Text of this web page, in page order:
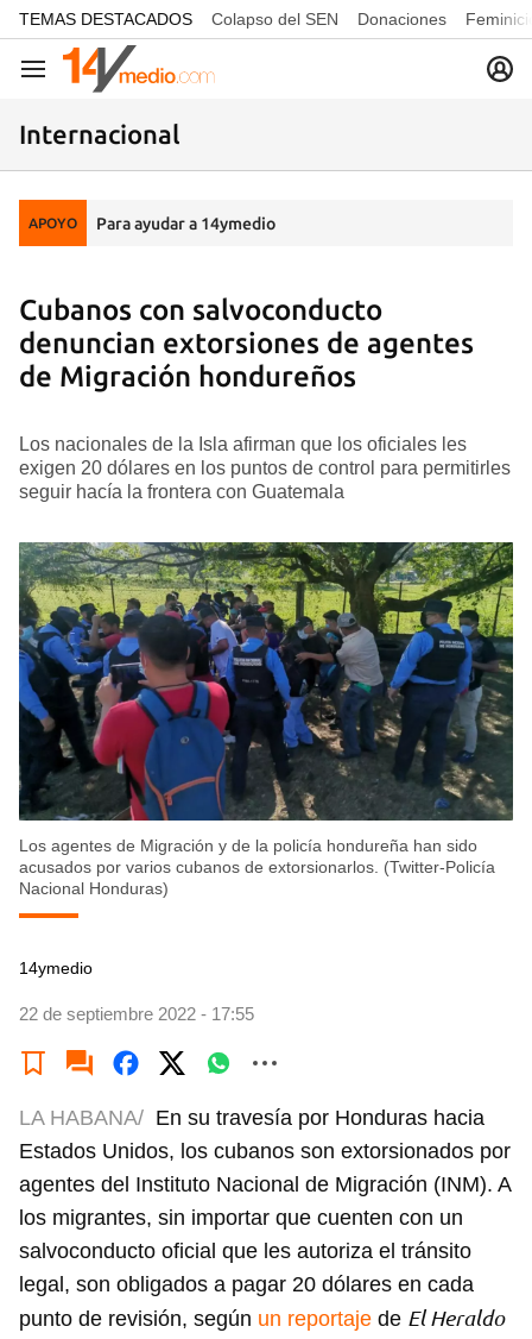
common.go-to-content
TEMAS DESTACADOS Colapso del SEN Donaciones
Navegación
Internacional
APOYO Para ayudar a 14ymedio
Cubanos con salvoconducto
denuncian extorsiones de agentes
de Migración hondureños
Los nacionales de la Isla afirman que los oficiales les
exigen 20 dólares en los puntos de control para permitirles
seguir hacía la frontera con Guatemala
Los agentes de Migración y de la policía hondureña han sido
acusados por varios cubanos de extorsionarlos. (Twitter-Policía
Nacional Honduras)
14ymedio
22 de septiembre 2022 - 17:55
LA HABANA/ En su travesía por Honduras hacia
Estados Unidos, los cubanos son extorsionados por
agentes del Instituto Nacional de Migración (INM). A
los migrantes, sin importar que cuenten con un
salvoconducto oficial que les autoriza el tránsito
legal, son obligados a pagar 20 dólares en cada
punto de revisión, según un reportaje de El Heraldo